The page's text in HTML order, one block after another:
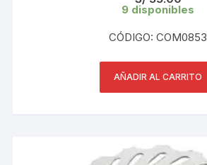
9 disponibles
CÓDIGO: COM0853
AÑADIR AL CARRITO